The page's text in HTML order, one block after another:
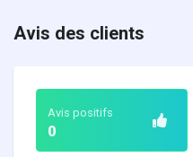
Avis des clients
Avis positifs
0